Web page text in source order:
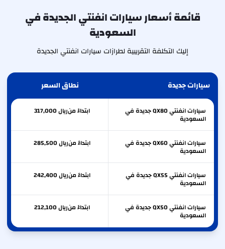
قائمة أسعار سيارات انفنتي الجديدة في
السعودية
إليك التكلفة التقريبية لطرازات سيارات انفنتي الجديدة
سيارات جديدة نطاق السعر
سيارات انفنتي QX80 جديدة في
السعودية
ابتداءً من 317,000ريال
سيارات انفنتي QX60 جديدة في
السعودية
ابتداءً من 285,500ريال
سيارات انفنتي QX55 جديدة في
السعودية
ابتداءً من 242,400ريال
سيارات انفنتي QX50 جديدة في
السعودية
ابتداءً من 212,100ريال